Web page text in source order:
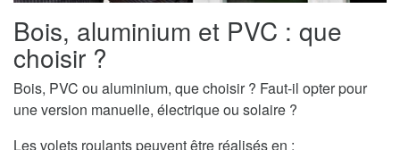
Bois, aluminium et PVC : que
choisir ?
Bois, PVC ou aluminium, que choisir ? Faut-il opter pour
une version manuelle, électrique ou solaire ?
Les volets roulants peuvent être réalisés en :